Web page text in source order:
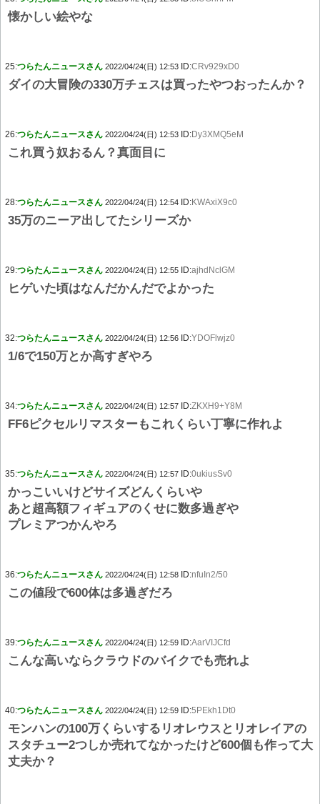
懐かしい絵やな
25:つらたんニュースさん 2022/04/24(日) 12:53 ID:CRv929xD0
ダイの大冒険の330万チェスは買ったやつおったんか？
26:つらたんニュースさん 2022/04/24(日) 12:53 ID:Dy3XMQ5eM
これ買う奴おるん？真面目に
28:つらたんニュースさん 2022/04/24(日) 12:54 ID:KWAxiX9c0
35万のニーア出してたシリーズか
29:つらたんニュースさん 2022/04/24(日) 12:55 ID:ajhdNclGM
ヒゲいた頃はなんだかんだでよかった
32:つらたんニュースさん 2022/04/24(日) 12:56 ID:YDOFlwjz0
1/6で150万とか高すぎやろ
34:つらたんニュースさん 2022/04/24(日) 12:57 ID:ZKXH9+Y8M
FF6ピクセルリマスターもこれくらい丁寧に作れよ
35:つらたんニュースさん 2022/04/24(日) 12:57 ID:0ukiusSv0
かっこいいけどサイズどんくらいや
あと超高額フィギュアのくせに数多過ぎや
プレミアつかんやろ
36:つらたんニュースさん 2022/04/24(日) 12:58 ID:nfuIn2/50
この値段で600体は多過ぎだろ
39:つらたんニュースさん 2022/04/24(日) 12:59 ID:AarVIJCfd
こんな高いならクラウドのバイクでも売れよ
40:つらたんニュースさん 2022/04/24(日) 12:59 ID:5PEkh1Dt0
モンハンの100万くらいするリオレウスとリオレイアの
スタチュー2つしか売れてなかったけど600個も作って大
丈夫か？